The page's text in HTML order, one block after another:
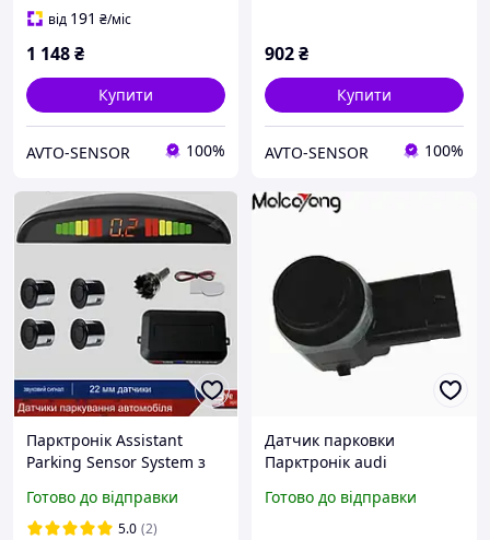
від 191 ₴/міс
1 148₴
Купити
AVTO-SENSOR 100%
902₴
Купити
AVTO-SENSOR 100%
Парктронік Assistant
Parking Sensor System з
діаметр 22 мм. Колір
чорний
Готово до відправки
5.0 (2)
Датчик парковки
Парктронік audi
Готово до відправки